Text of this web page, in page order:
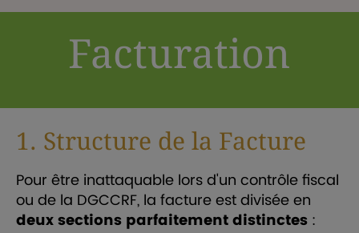
Facturation
1. Structure de la Facture
Pour être inattaquable lors d'un contrôle fiscal
ou de la DGCCRF, la facture est divisée en
deux sections parfaitement distinctes :